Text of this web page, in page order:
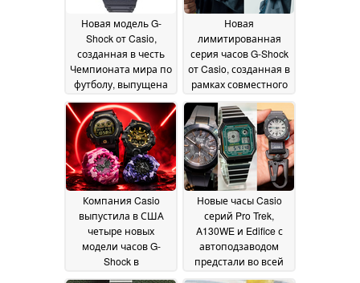
Новая модель G-
Shock от Casio,
созданная в честь
Чемпионата мира по
футболу, выпущена
тиражом — всего 2
026 экземпляров14
July 2026
Новая
лимитированная
серия часов G-Shock
от Casio, созданная в
рамках совместного
отсылки к
популярной ролевой
игре Nintendo14 July
2026
Компания Casio
выпустила в США
четыре новых
модели часов G-
Shock в
Новые часы Casio
серий Pro Trek,
A130WE и Edifice с
автоподзаводом
предстали во всей